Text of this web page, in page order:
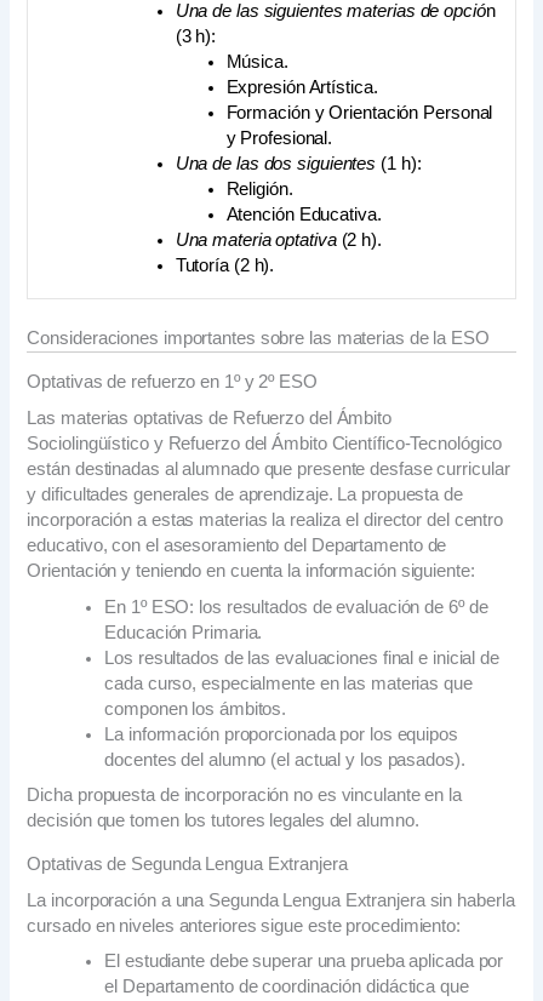
Una de las siguientes materias de opción
(3 h):
Música.
Expresión Artística.
Formación y Orientación Personal
y Profesional.
Una de las dos siguientes (1 h):
Religión.
Atención Educativa.
Una materia optativa(2 h).
Tutoría (2 h).
Consideraciones importantes sobre las materias de la ESO
Optativas de refuerzo en 1º y 2º ESO
Las materias optativas de Refuerzo del Ámbito
Sociolingüístico y Refuerzo del Ámbito Científico-Tecnológico
están destinadas al alumnado que presente desfase curricular
y dificultades generales de aprendizaje. La propuesta de
incorporación a estas materias la realiza el director del centro
educativo, con el asesoramiento del Departamento de
Orientación y teniendo en cuenta la información siguiente:
En 1º ESO: los resultados de evaluación de 6º de
Educación Primaria.
Los resultados de las evaluaciones final e inicial de
cada curso, especialmente en las materias que
componen los ámbitos.
La información proporcionada por los equipos
docentes del alumno (el actual y los pasados).
Dicha propuesta de incorporación no es vinculante en la
decisión que tomen los tutores legales del alumno.
Optativas de Segunda Lengua Extranjera
La incorporación a una Segunda Lengua Extranjera sin haberla
cursado en niveles anteriores sigue este procedimiento:
El estudiante debe superar una prueba aplicada por
el Departamento de coordinación didáctica que